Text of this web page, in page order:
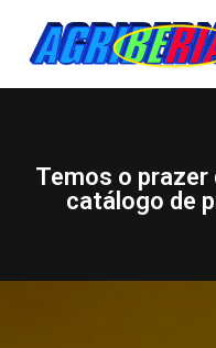
Temos o
catálogo de